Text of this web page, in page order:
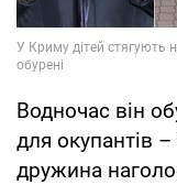
Водночас він
для окупантів
дружина